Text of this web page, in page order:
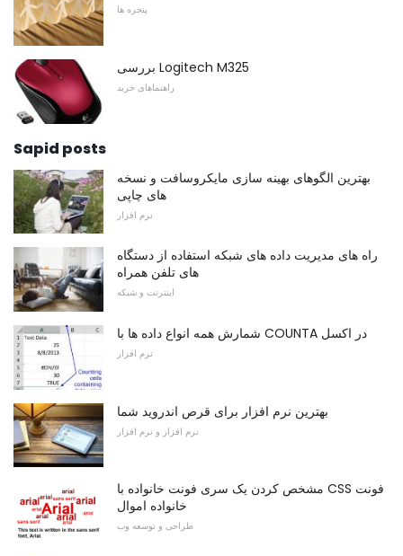
پنجره ها
بررسی Logitech M325
راهنماهای خرید
Sapid posts
بهترین الگوهای بهینه سازی مایکروسافت و نسخه
های چاپی
نرم افزار
راه های مدیریت داده های شبکه استفاده از دستگاه
های تلفن همراه
اینترنت و شبکه
شمارش همه انواع داده ها با COUNTA در اکسل
نرم افزار
بهترین نرم افزار برای قرص اندروید شما
نرم افزار و نرم افزار
مشخص کردن یک سری فونت خانواده با CSS فونت
خانواده اموال
طراحی و توسعه وب